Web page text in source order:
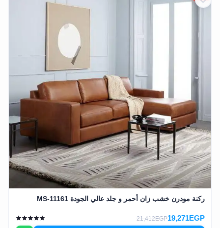
ركنة مودرن خشب زان أحمر و جلد عالي الجودة MS-11161
19,271EGP
21,412EGP